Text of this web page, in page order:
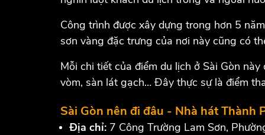
Công trình được xây dựng trong hơn 5
sơn vàng đặc trưng của nơi này cũng có
Mỗi chi tiết của điểm du lịch ở Sài Gòn
vòm, sàn lát gạch… Đây thực sự là điểm
Sài Gòn nên đi đâu - Nhà hát Thành
Địa chỉ: 7 Công Trường Lam Sơn,